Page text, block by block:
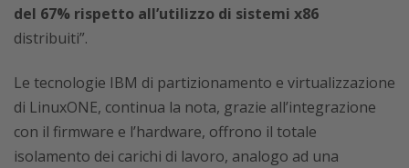
del 67% rispetto all’utilizzo di sistemi x86
distribuiti”.
Le tecnologie IBM di partizionamento e virtualizzazione
di LinuxONE, continua la nota, grazie all’integrazione
con il firmware e l’hardware, offrono il totale
isolamento dei carichi di lavoro, analogo ad una